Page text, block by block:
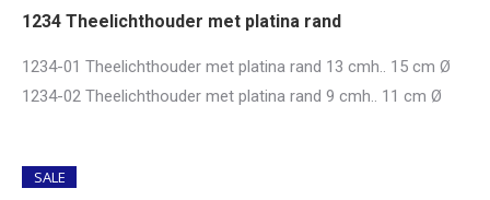
1234 Theelichthouder met platina rand
1234-01 Theelichthouder met platina rand 13 cmh.. 15 cm Ø
1234-02 Theelichthouder met platina rand 9 cmh.. 11 cm Ø
SALE